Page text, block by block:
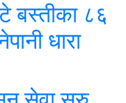
बस्तीका ८६
धारा